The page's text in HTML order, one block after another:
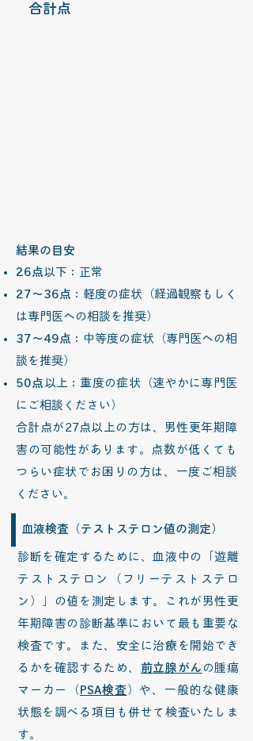
合計点
結果の目安
26点以下：正常
27～36点 ：軽度の症状（経過観察もしく
は専門医への相談を推奨）
37～49点 ：中等度の症状（専門医への相
談を推奨）
50点 以上：重度の症状（速やかに専門医
にご相談ください）
合計点が27点以上の方は、男性更年期障
害の可能性があります。点数が低くても
つらい症状でお困りの方は、一度ご相談
ください。
血液検査（テストステロン値の測定）
診断を確定するために、血液中の「遊離
テストステロン（フリーテストステロ
ン）」の値を測定します。これが男性更
年期障害の診断基準において最も重要な
検査です。また、安全に治療を開始でき
るかを確認するため、 前立腺がん の腫瘍
マーカー（ PSA検査 ）や、一般的な健康
状態を調べる項目も併せて検査いたしま
す。